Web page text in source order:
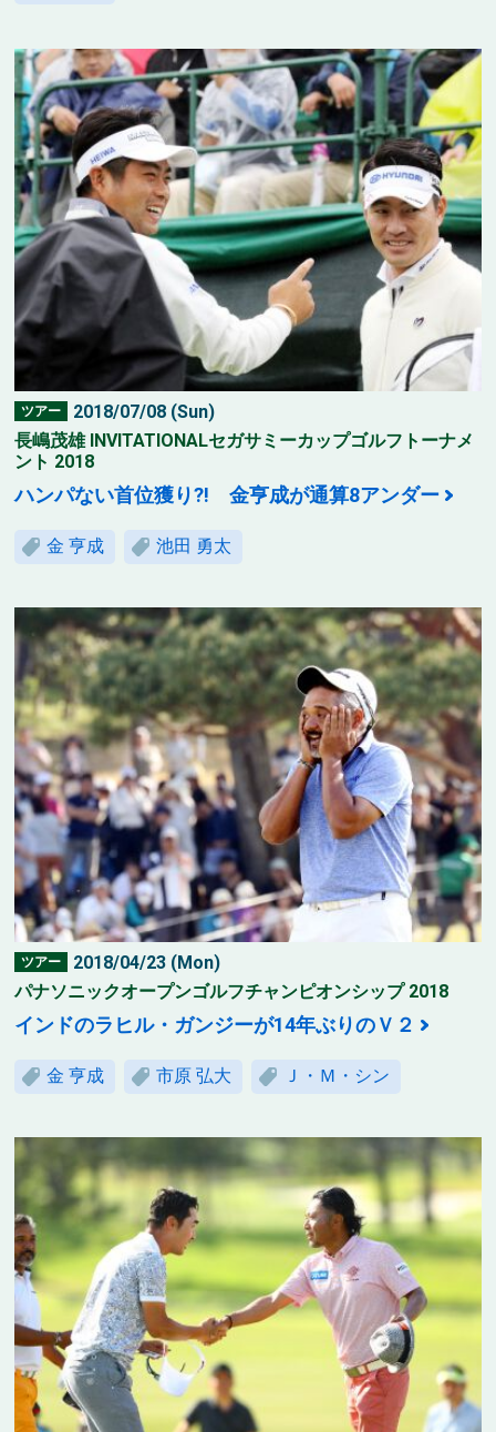
ツアー
2018/07/08 (Sun)
長嶋茂雄 INVITATIONALセガサミーカップゴルフトーナメ
ント 2018
ハンパない首位獲り?! 金亨成が通算8アンダー
金 亨成 池田 勇太
ツアー
2018/04/23 (Mon)
パナソニックオープンゴルフチャンピオンシップ 2018
インドのラヒル・ガンジーが14年ぶりのＶ２
金 亨成 市原 弘大 Ｊ・Ｍ・シン